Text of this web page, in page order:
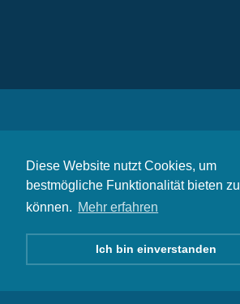
Diese Website nutzt Cookies, um
bestmögliche Funktionalität bieten zu
können. Mehr erfahren
Ich bin einverstanden